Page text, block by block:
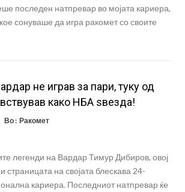
последен натпревар во мојата кариера,
сонуваше да игра ракомет со своите
не играв за пари, туку од
како НБА ѕвезда!
Во : Ракомет
легенди на Вардар Тимур Дибиров, овој
страницата на својата блескава 24-
кариера. Последниот натпревар ќе